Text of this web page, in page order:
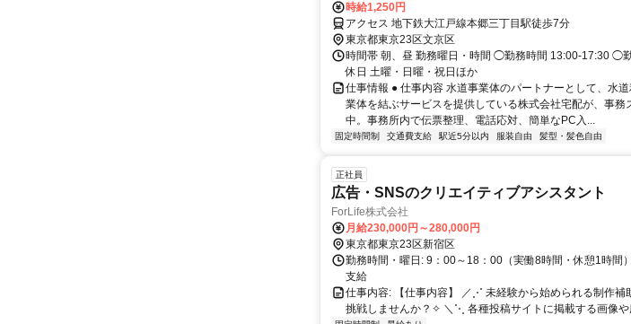
時給1,250円
アクセス 地下鉄大江戸線本郷三丁目駅徒歩7分
東京都東京23区文京区
時間帯 朝、昼 勤務曜日・時間 ◯勤務時間 13:00-17:30 ◯
休日 土曜・日曜・祝日ほか
仕事情報 ● 仕事内容 水道事業体のパートナーとして、水
業体を結ぶサービスを提供している株式会社宅配が、事務
中。事務所内で伝票整理、電話応対、簡単なPC入...
固定時間制 交通費支給 駅近5分以内 服装自由 髪型・髪色自由
正社員
広告・SNSのクリエイティブアシスタント
ForLife株式会社
月給230,000円～280,000円
東京都東京23区新宿区
勤務時間・曜日: 9：00～18：00（実働8時間・休憩1時
支給
仕事内容: 【仕事内容】 ／⋰ 未経験から始められる制作補
挑戦しませんか？✧ ＼⋱ 各種投稿サイトに掲載する画像